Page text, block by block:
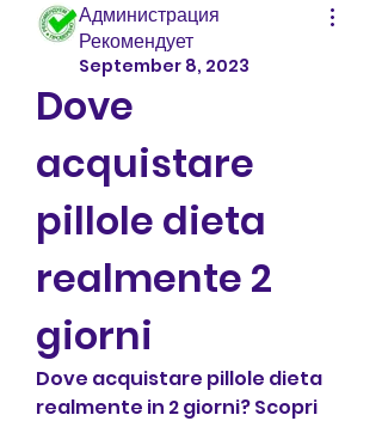
Администрация
Рекомендует
September 8, 2023
Dove
acquistare
pillole dieta
realmente 2
giorni
Dove acquistare pillole dieta
realmente in 2 giorni? Scopri